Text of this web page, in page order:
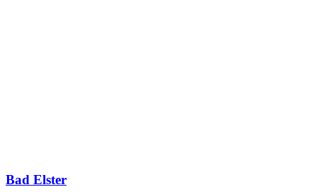
Bad Elster